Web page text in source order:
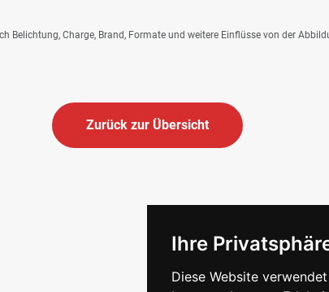
Ihre
Diese Website
Belichtung, Charge, Brand, Formate und weitere Einflüsse von der
Zurück zur Übersicht